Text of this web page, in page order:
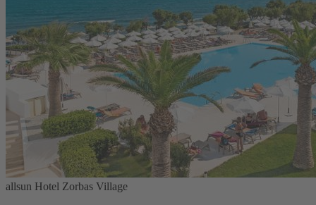
allsun Hotel Zorbas Village